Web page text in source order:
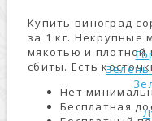
Купить виноград
за 1 кг. Некрупные
мякотью и плотной
сбиты. Есть
Нет
Бесплатная